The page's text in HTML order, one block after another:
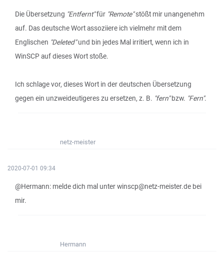
Die Übersetzung "Entfernt"für "Remote"stößt mir unangenehm
auf. Das deutsche Wort assoziiere ich vielmehr mit dem
Englischen "Deleted"und bin jedes Mal irritiert, wenn ich in
WinSCP auf dieses Wort stoße.
Ich schlage vor, dieses Wort in der deutschen Übersetzung
gegen ein unzweideutigeres zu ersetzen, z. B. "fern"bzw. "Fern".
netz-meister
2020-07-01 09:34
@Hermann: melde dich mal unter winscp@netz-meister.de bei
mir.
Hermann